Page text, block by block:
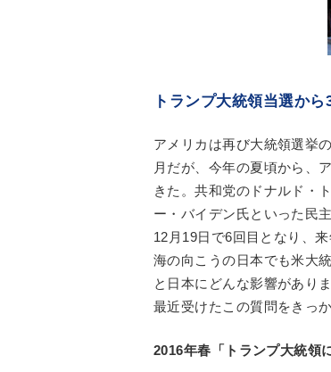
トランプ大統領当選か
アメリカは再び大統領選挙
月だが、今年の夏頃から、
きた。共和党のドナルド・
ー・バイデン氏といった民
12月19日で6回目となり、
海の向こうの日本でも米大
と日本にどんな影響があり
最近受けたこの質問をきっ
2016年春「トランプ大統領